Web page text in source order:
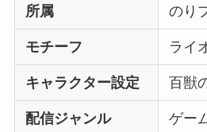
所属 のり
モチーフ ライ
キャラクター設定 百獣
配信ジャンル
ゲー